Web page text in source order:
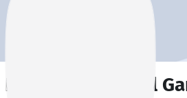
Reynaldo José Gil